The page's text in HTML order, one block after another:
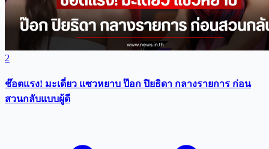
2
ช๊อตแรง! มะเดี่ยว แซวหยาบ ป๊อก ปิยธิดา กลางรายการ ก่อน
สวนกลับแบบผู้ดี